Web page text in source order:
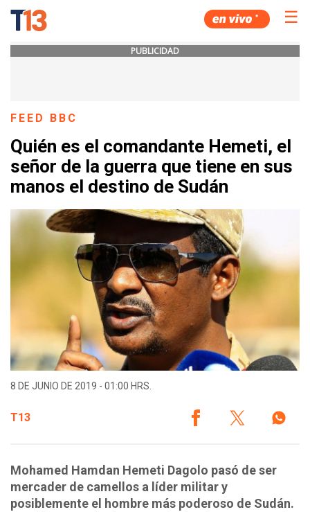
☰
PUBLICIDAD
FEED BBC
Quién es el comandante Hemeti, el
señor de la guerra que tiene en sus
manos el destino de Sudán
8 DE JUNIO DE 2019 - 01:00 HRS.
T13
Mohamed Hamdan Hemeti Dagolo pasó de ser
mercader de camellos a líder militar y
posiblemente el hombre más poderoso de Sudán.